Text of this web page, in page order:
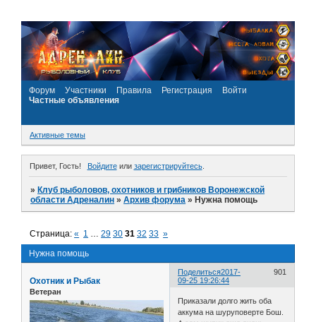
Форум Участники Правила Регистрация
Войти
Частные объявления
Активные темы
Привет, Гость! Войдитеили зарегистрируйтесь.
»Клуб рыболовов, охотников и грибников Воронежской
области Адреналин »Архив форума »Нужна помощь
Нужна помощь
Страница:« 1 … 29 30 31 32 33 »
Поделиться 901
2017-
09-25 19:26:44
Охотник и Рыбак
Ветеран
Приказали долго жить оба
аккума на шуруповерте Бош.